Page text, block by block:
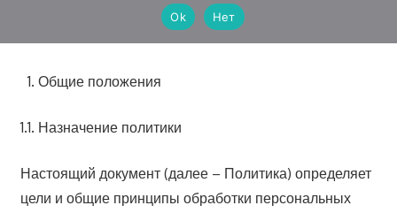
Общие положения
1.1. Назначение политики
Настоящий документ (далее – Политика) определяет
цели и общие принципы обработки персональных
Ok
Нет